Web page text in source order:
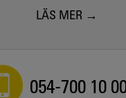
LÄS MER
054-700 10